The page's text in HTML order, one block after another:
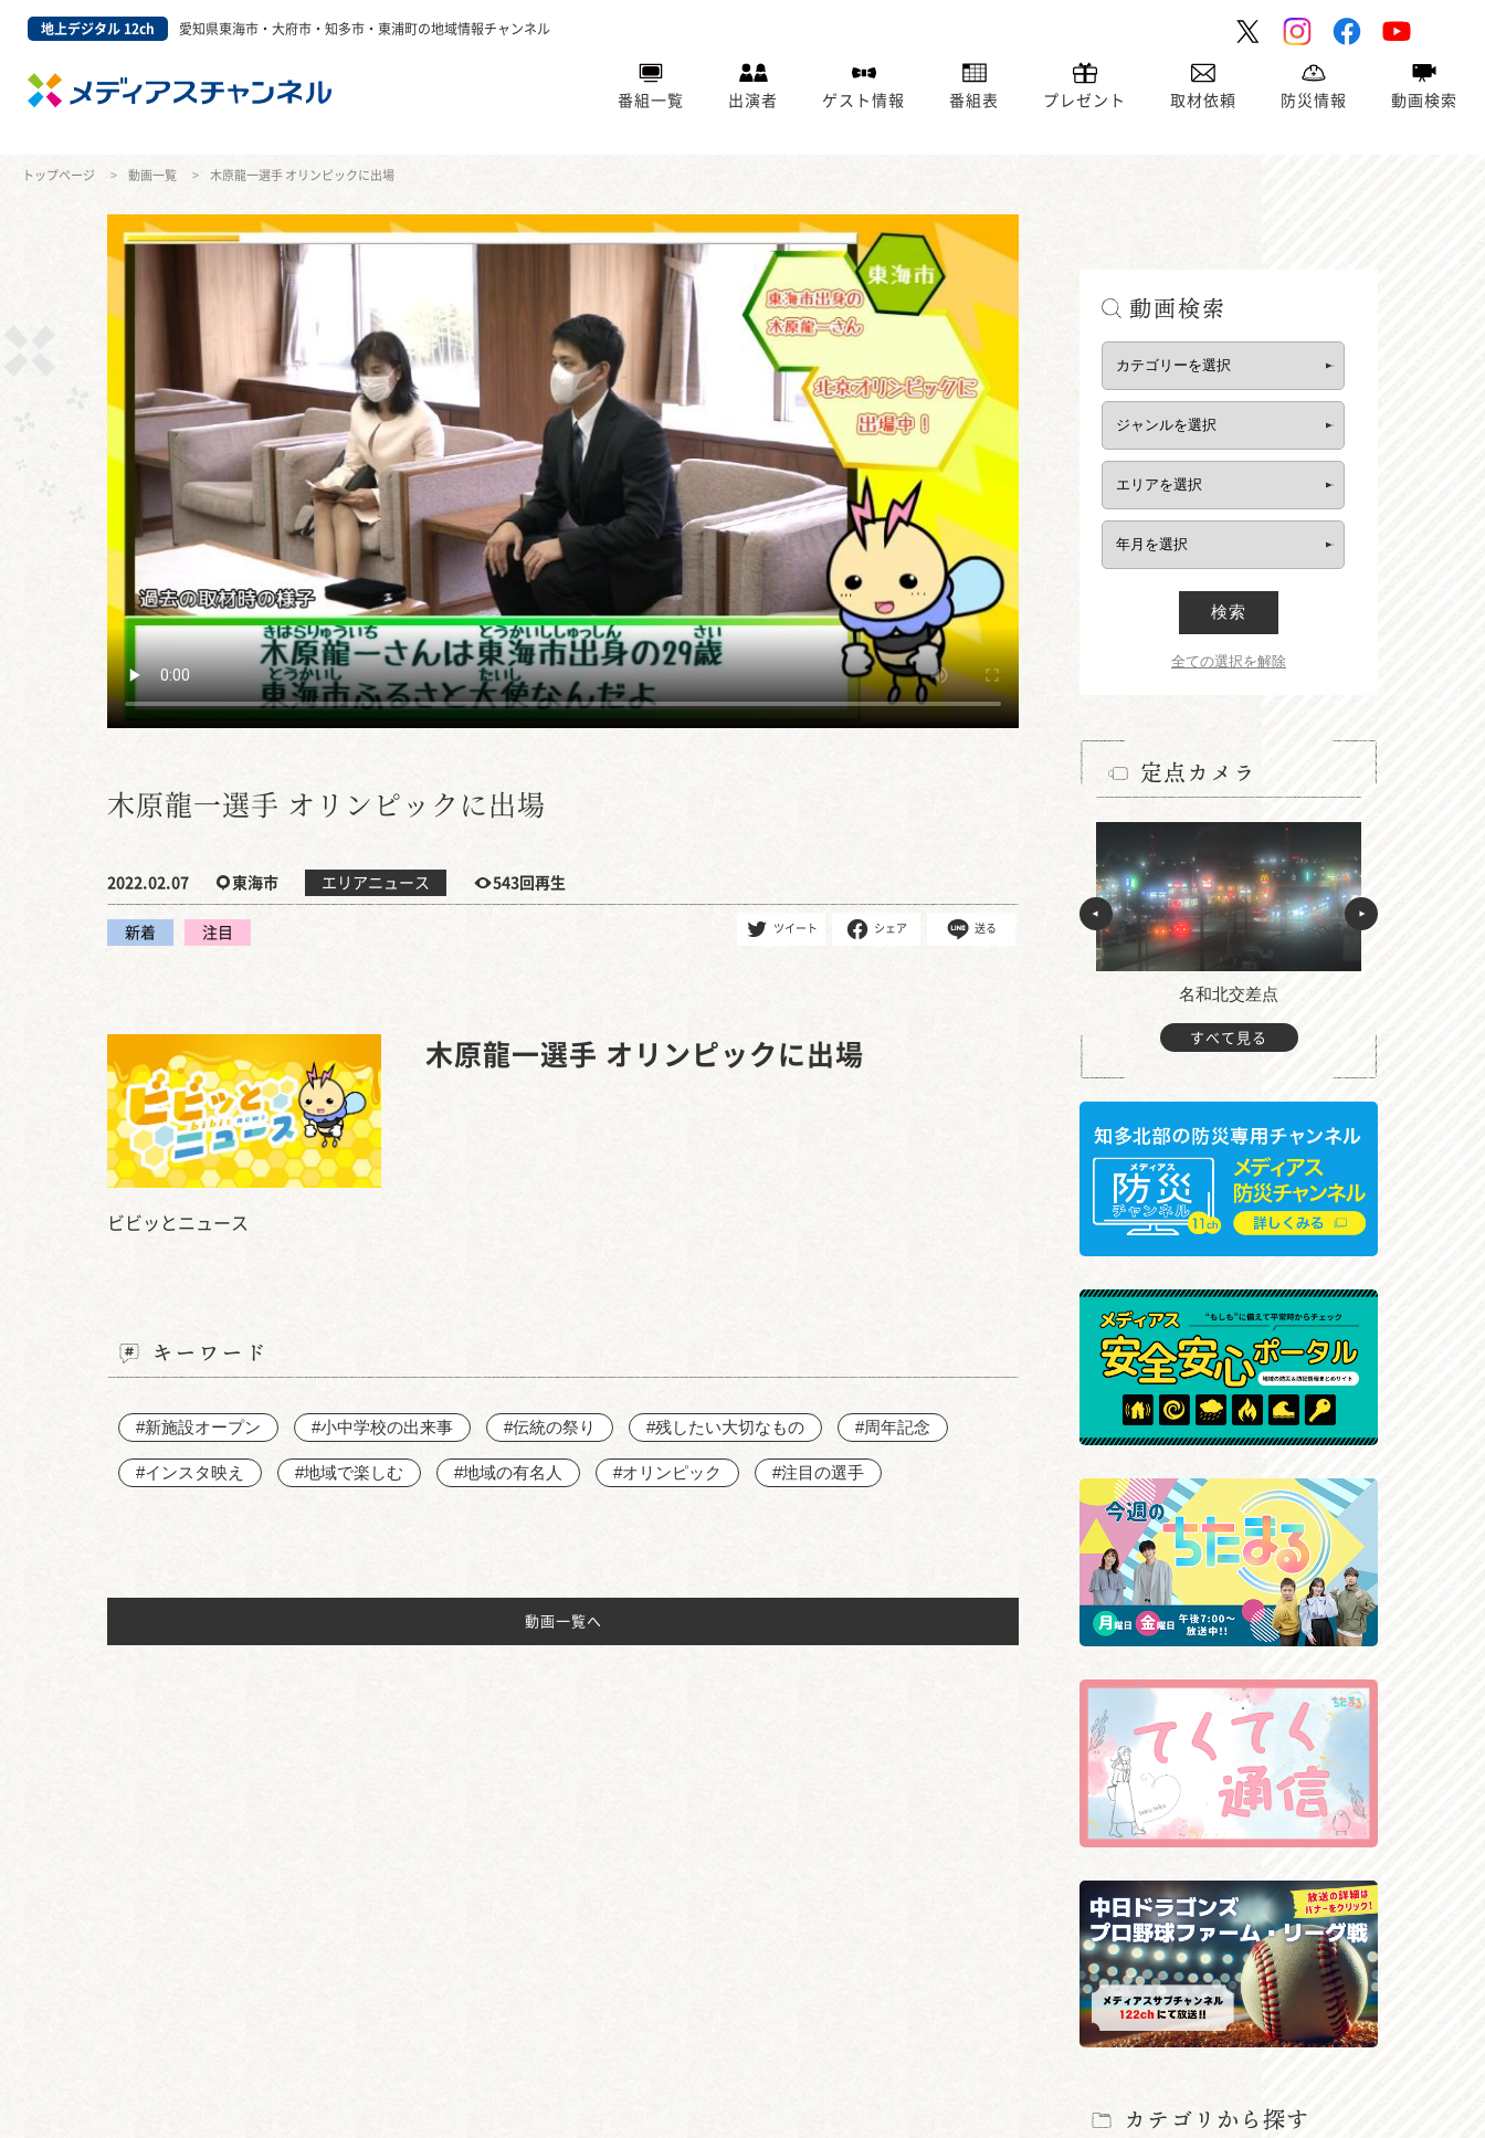
地上デジタル 12ch 愛知県東海市・大府市・知多市・東浦町の地域情報チャンネル
番組一覧 出演者 ゲスト情報 番組表 プレゼント 取材依頼 防災情報 動画検索
トップページ 動画一覧 木原龍一選手 オリンピックに出場
木原龍一選手 オリンピックに出場
2022.02.07 東海市 エリアニュース 543回再生
新着 注目 ツイート シェア 送る
ビビッとニュース
木原龍一選手 オリンピックに出場
キーワード
#新施設オープン #小中学校の出来事 #伝統の祭り #残したい大切なもの #周年記念
#インスタ映え #地域で楽しむ #地域の有名人 #オリンピック #注目の選手
動画一覧へ
動画検索
検索
全ての選択を解除
定点カメラ
名和北交差点
すべて見る
カテゴリから探す